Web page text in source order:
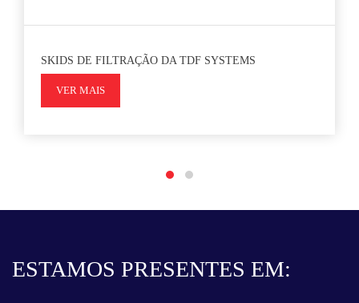
SKIDS DE FILTRAÇÃO DA TDF SYSTEMS
VER MAIS
ESTAMOS PRESENTES EM: